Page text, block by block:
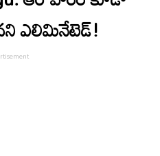
ఎలిమినేటెడ్!